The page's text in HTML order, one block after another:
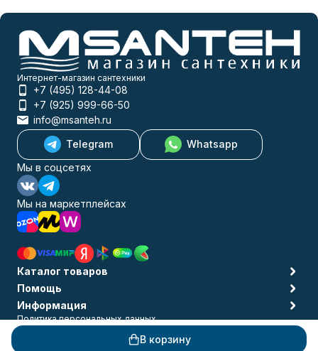
В корзину
Интернет-магазин сантехники
+7 (495) 128-44-08
+7 (925) 999-66-50
info@msanteh.ru
Telegram
Whatsapp
Мы в соцсетях
Мы на маркетплейсах
Каталог товаров
Помощь
Информация
Политика персональных данных
© 2009-2026 MSANTEH